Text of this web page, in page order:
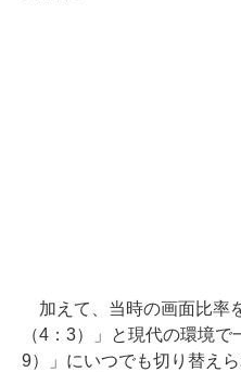
加えて、当時の画面比率
（4：3）」と現代の環境で
9）」にいつでも切り替え